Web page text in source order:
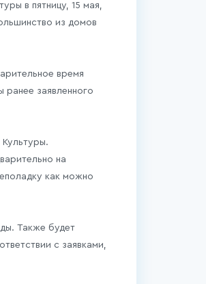
в пятницу, 15 мая,
из домов
время
ранее заявленного
на
как можно
Также будет
с заявками,